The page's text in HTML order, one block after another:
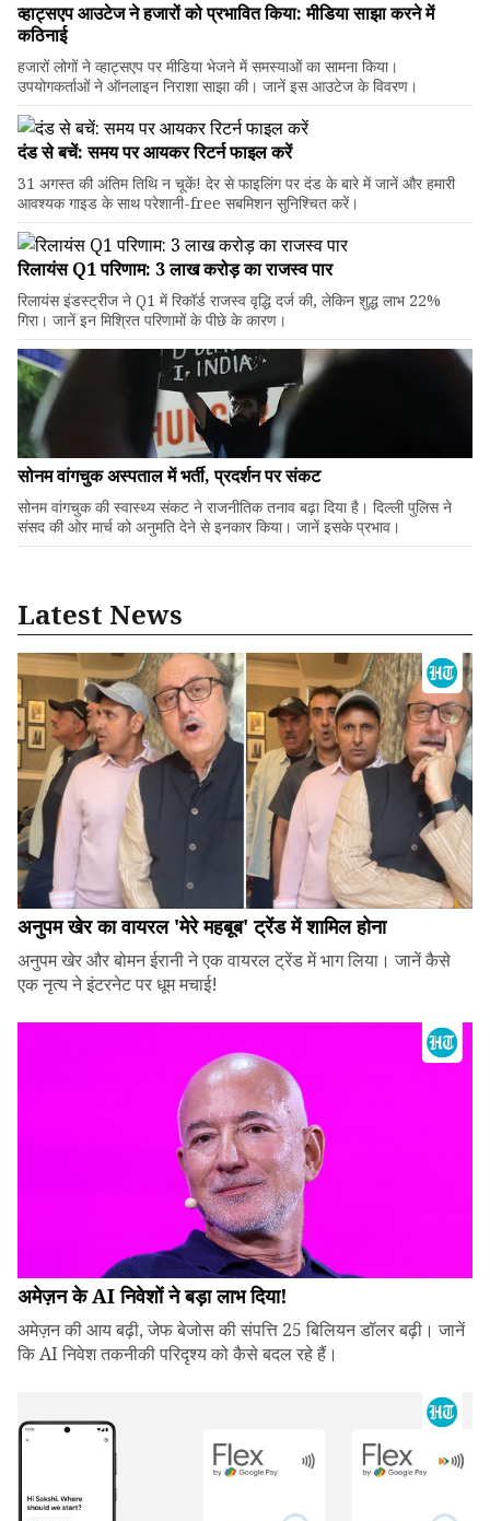
व्हाट्सएप आउटेज ने हजारों को प्रभावित किया: मीडिया साझा करने में
कठिनाई
हजारों लोगों ने व्हाट्सएप पर मीडिया भेजने में समस्याओं का सामना किया।
उपयोगकर्ताओं ने ऑनलाइन निराशा साझा की। जानें इस आउटेज के विवरण।
दंड से बचें: समय पर आयकर रिटर्न फाइल करें
31 अगस्त की अंतिम तिथि न चूकें! देर से फाइलिंग पर दंड के बारे में जानें और हमारी
आवश्यक गाइड के साथ परेशानी-free सबमिशन सुनिश्चित करें।
रिलायंस Q1 परिणाम: ₹3 लाख करोड़ का राजस्व पार
रिलायंस इंडस्ट्रीज ने Q1 में रिकॉर्ड राजस्व वृद्धि दर्ज की, लेकिन शुद्ध लाभ 22%
गिरा। जानें इन मिश्रित परिणामों के पीछे के कारण।
सोनम वांगचुक अस्पताल में भर्ती, प्रदर्शन पर संकट
सोनम वांगचुक की स्वास्थ्य संकट ने राजनीतिक तनाव बढ़ा दिया है। दिल्ली पुलिस ने
संसद की ओर मार्च को अनुमति देने से इनकार किया। जानें इसके प्रभाव।
Latest News
अनुपम खेर का वायरल 'मेरे महबूब' ट्रेंड में शामिल होना
अनुपम खेर और बोमन ईरानी ने एक वायरल ट्रेंड में भाग लिया। जानें कैसे
एक नृत्य ने इंटरनेट पर धूम मचाई!
अमेज़न के AI निवेशों ने बड़ा लाभ दिया!
अमेज़न की आय बढ़ी, जेफ बेजोस की संपत्ति 25 बिलियन डॉलर बढ़ी। जानें
कि AI निवेश तकनीकी परिदृश्य को कैसे बदल रहे हैं।